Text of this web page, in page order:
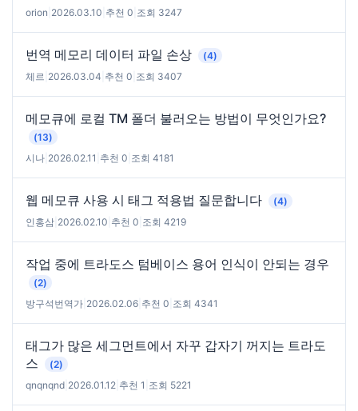
orion 2026.03.10 추천 0 조회 3247
번역 메모리 데이터 파일 손상
(4)
체르 2026.03.04 추천 0 조회 3407
메모큐에 로컬 TM 폴더 불러오는 방법이 무엇인가요?
(13)
시나 2026.02.11 추천 0 조회 4181
웹 메모큐 사용 시 태그 적용법 질문합니다
(4)
인홍삼 2026.02.10 추천 0 조회 4219
작업 중에 트라도스 텀베이스 용어 인식이 안되는 경우
(2)
방구석번역가 2026.02.06 추천 0 조회 4341
태그가 많은 세그먼트에서 자꾸 갑자기 꺼지는 트라도
스
(2)
qnqnqnd 2026.01.12 추천 1 조회 5221